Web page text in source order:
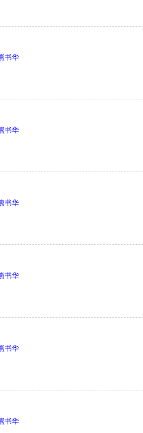
书华
书华
书华
书华
书华
书华